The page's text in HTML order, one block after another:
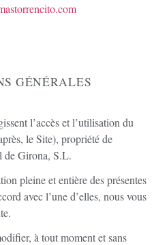
GÉNÉRALES
l’accès et l’utilisation du
le Site), propriété de
de Girona, S.L.
pleine et entière des présentes
avec l’une d’elles, nous vous
à tout moment et sans